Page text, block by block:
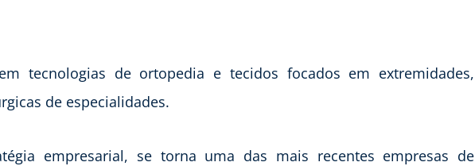
tecnologias de ortopedia e tecidos focados em extremidades,
de especialidades.
empresarial, se torna uma das mais recentes empresas de